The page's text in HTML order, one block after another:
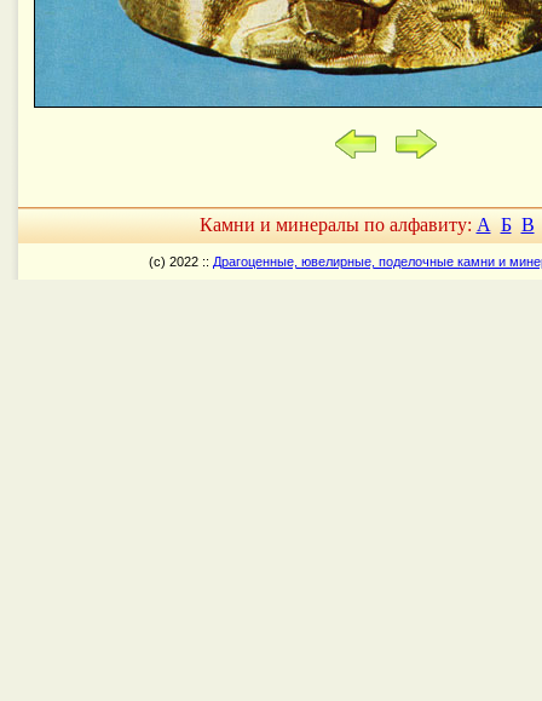
Камни и минералы по алфавиту: А Б В
(c) 2022 :: Драгоценные, ювелирные, поделочные камни и